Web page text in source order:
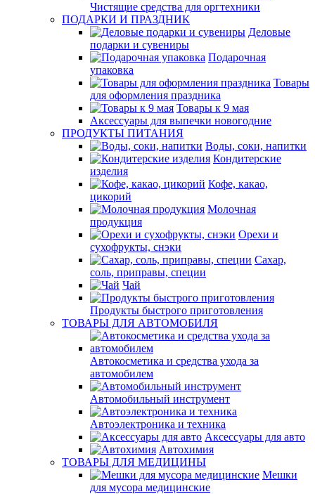
Чистящие средства для оргтехники
ПОДАРКИ И ПРАЗДНИК
Деловые
подарки и сувениры
Подарочная
упаковка
Товары
для оформления праздника
Товары к 9 мая
Аксессуары для выпечки новогодние
ПРОДУКТЫ ПИТАНИЯ
Воды, соки, напитки
Кондитерские
изделия
Кофе, какао,
цикорий
Молочная
продукция
Орехи и
сухофрукты, снэки
Сахар,
соль, приправы, специи
Чай
Продукты быстрого приготовления
ТОВАРЫ ДЛЯ АВТОМОБИЛЯ
Автокосметика и средства ухода за
автомобилем
Автомобильный инструмент
Автоэлектроника и техника
Аксессуары для авто
Автохимия
ТОВАРЫ ДЛЯ МЕДИЦИНЫ
Мешки
для мусора медицинские